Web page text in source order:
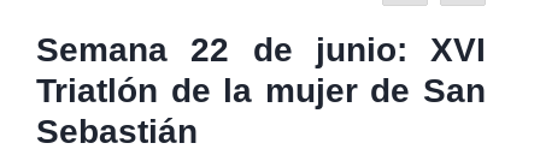
Semana 22 de junio: XVI
Triatlón de la mujer de San
Sebastián